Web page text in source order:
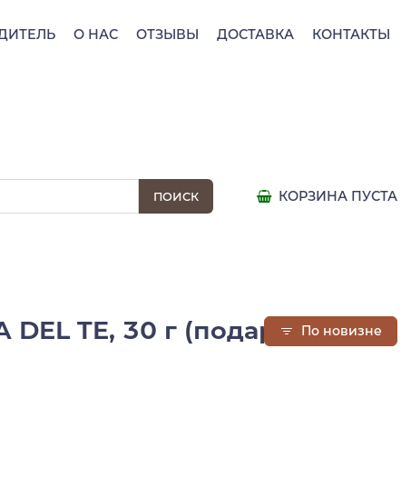
О НАС ОТЗЫВЫ ДОСТАВКА КОНТАКТЫ
КОРЗИНА ПУСТА
DEL TE, 30 г (подарочная
По новизне